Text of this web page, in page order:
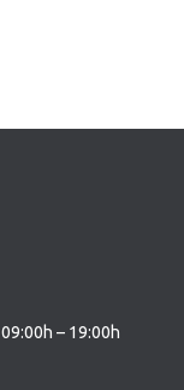
09:00h – 19:00h